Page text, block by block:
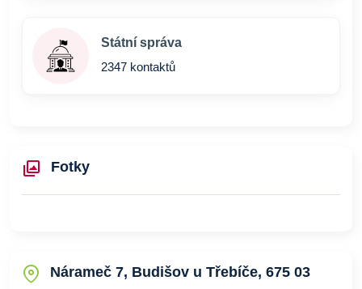
Státní správa
2347 kontaktů
Fotky
Nárameč 7, Budišov u Třebíče, 675 03